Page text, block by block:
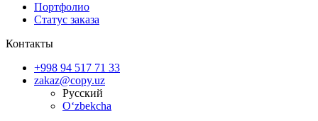
Портфолио
Статус заказа
Контакты
+998 94 517 71 33
zakaz@copy.uz
Русский
O‘zbekcha